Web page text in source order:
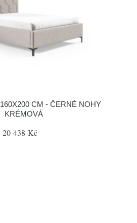
CM - ČERNÉ NOHY
KRÉMOVÁ
20 438 Kč